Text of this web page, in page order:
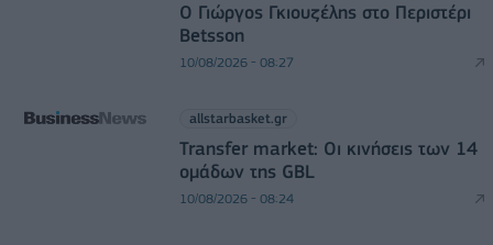
O Γιώργος Γκιουζέλης στο Περιστέρι
Betsson
10/08/2026 - 08:27
allstarbasket.gr
Transfer market: Οι κινήσεις των 14
ομάδων της GBL
10/08/2026 - 08:24